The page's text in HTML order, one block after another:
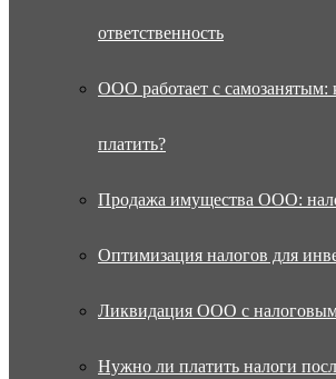
ответственность
ООО работает с самозанятым:
платить?
Продажа имущества ООО:
Оптимизация налогов для
Ликвидация ООО с
Нужно ли платить налоги